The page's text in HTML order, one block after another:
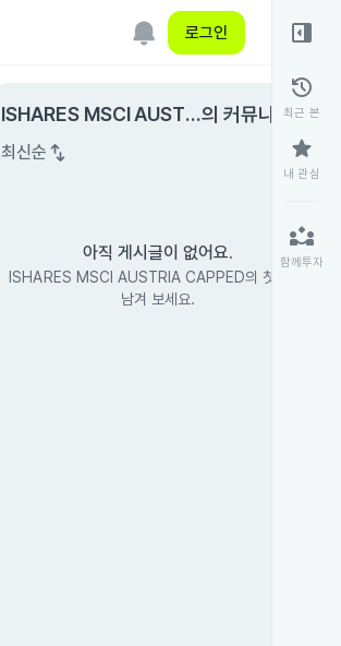
로그인
ISHARES MSCI AUSTRI
A CAPPED
의 커뮤니티expand_circle_right
최신순 swap_vert
아직 게시글이 없어요.
ISHARES MSCI AUSTRIA CAPPED의 첫 글을
남겨 보세요.
right_panel_open
history
최근 본
star
내 관심
partner_exchange
함께투자